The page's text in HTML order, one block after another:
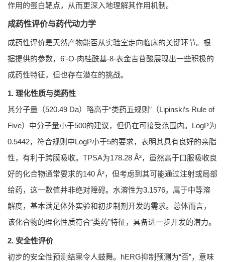
作用的蛋白靶点，从而更深入地理解其作用机制。
成药性评价与药代动力学
成药性评价是天然产物能否从实验室走向临床的关键环节。根
据提供的参数，6'-O-肉桂酰基-8-表金吉苷酸展现出一些积极的
成药性特征，但也存在潜在的挑战。
1. 理化性质与类药性
其分子量（520.49 Da）略高于“类药五规则”（Lipinski’s Rule of
Five）中分子量小于500的建议，但仍在可接受范围内。LogP为
0.5442，符合规则中LogP小于5的要求，表明其具有良好的亲脂
性，有利于跨膜吸收。TPSA为178.28 Å²，虽然高于口服吸收良
好的化合物通常要求的140 Å²，但考虑到其可能通过注射或局部
给药，这一数值并非绝对障碍。水溶性为3.1576，属于中等溶
解度，基本满足体外实验和初步制剂开发的需求。总体而言，
该化合物的理化性质符合“类药”特征，具备进一步开发的潜力。
2. 安全性评价
初步的安全性预测结果令人鼓舞。hERG抑制预测为“否”，意味